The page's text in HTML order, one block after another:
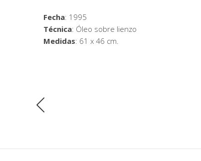
Fecha: 1995
Técnica: Óleo sobre lienzo
Medidas: 61 x 46 cm.